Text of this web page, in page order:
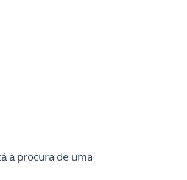
à procura de uma